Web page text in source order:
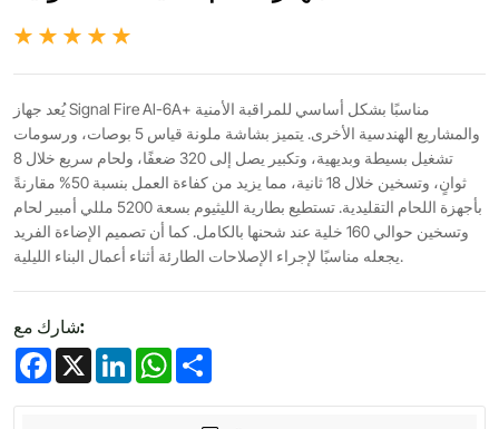
يُعد جهاز Signal Fire Al-6A+ مناسبًا بشكل أساسي للمراقبة الأمنية
والمشاريع الهندسية الأخرى. يتميز بشاشة ملونة قياس 5 بوصات، ورسومات
تشغيل بسيطة وبديهية، وتكبير يصل إلى 320 ضعفًا، ولحام سريع خلال 8
ثوانٍ، وتسخين خلال 18 ثانية، مما يزيد من كفاءة العمل بنسبة 50% مقارنةً
بأجهزة اللحام التقليدية. تستطيع بطارية الليثيوم بسعة 5200 مللي أمبير لحام
وتسخين حوالي 160 خلية عند شحنها بالكامل. كما أن تصميم الإضاءة الفريد
يجعله مناسبًا لإجراء الإصلاحات الطارئة أثناء أعمال البناء الليلية.
شارك مع:
Facebook
X LinkedInWhatsApp